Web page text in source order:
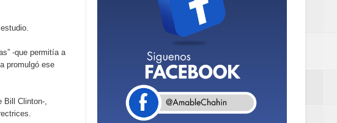
-que permitía a
promulgó ese
Bill Clinton-,